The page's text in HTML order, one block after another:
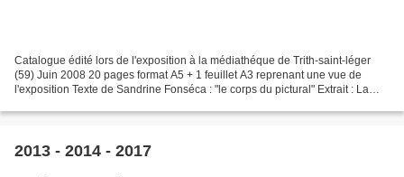
Catalogue édité lors de l'exposition à la médiathéque de Trith-saint-léger
(59) Juin 2008 20 pages format A5 + 1 feuillet A3 reprenant une vue de
l'exposition Texte de Sandrine Fonséca : "le corps du pictural" Extrait : La
2013 - 2014 - 2017